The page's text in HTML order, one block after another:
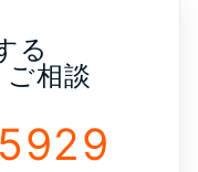
る
相談